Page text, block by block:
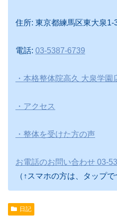
住所: 東京都練馬区東大泉1-
電話: 03-5387-6739
・本格整体院高久 大泉学園
・アクセス
・整体を受けた方の声
お電話のお問い合わせ 03-
（↑スマホの方は、タップで
日記